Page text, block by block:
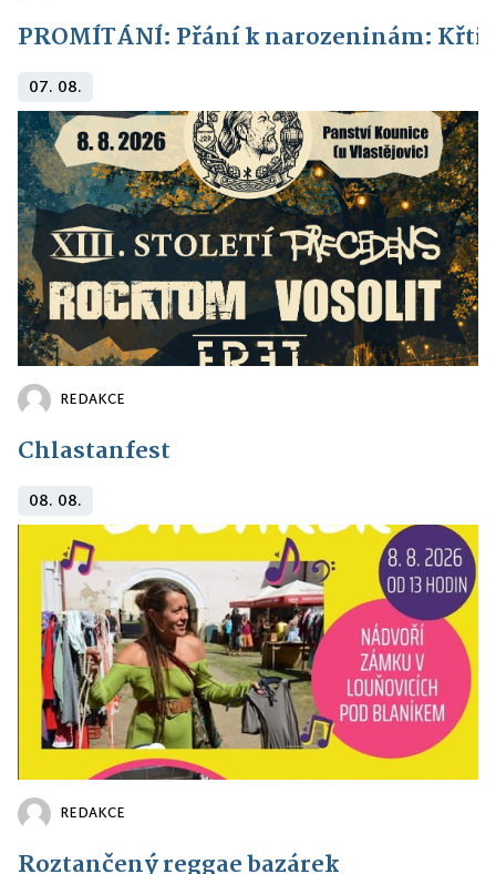
PROMÍTÁNÍ: Přání k narozeninám:
07. 08.
REDAKCE
Chlastanfest
08. 08.
REDAKCE
Roztančený reggae bazárek